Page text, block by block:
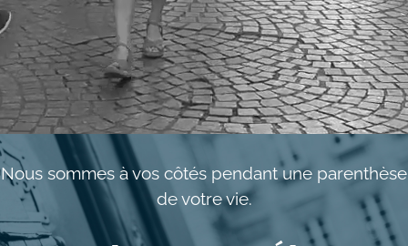
Nous sommes à vos côtés pendant une parenthèse
de votre vie.